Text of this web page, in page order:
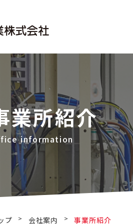
業所紹介
プ > 会社案内 > 事業所紹介